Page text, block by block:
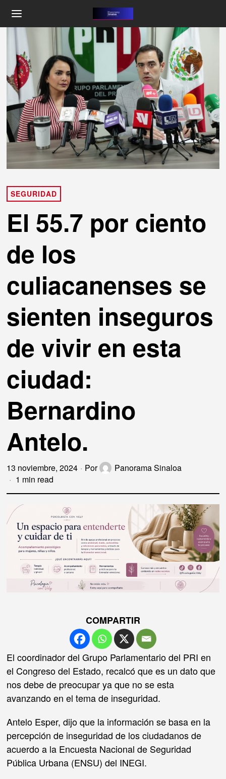
SEGURIDAD
El 55.7 por ciento
de los
culiacanenses se
sienten inseguros
de vivir en esta
ciudad:
Bernardino
Antelo.
13 noviembre, 2024 Por
Panorama Sinaloa
1 min read
COMPARTIR
El coordinador del Grupo Parlamentario del PRI en
el Congreso del Estado, recalcó que es un dato que
nos debe de preocupar ya que no se esta
avanzando en el tema de inseguridad.
Antelo Esper, dijo que la información se basa en la
percepción de inseguridad de los ciudadanos de
acuerdo a la Encuesta Nacional de Seguridad
Pública Urbana (ENSU) del INEGI.